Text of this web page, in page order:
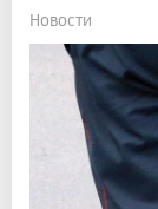
Новости